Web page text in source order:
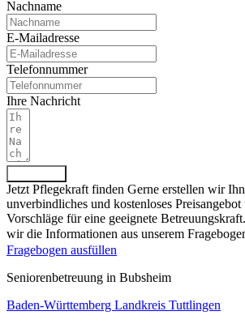
Nachname
E-Mailadresse
Telefonnummer
Ihre Nachricht
Jetzt Pflegekraft finden Gerne erstellen wir
unverbindliches und kostenloses
Vorschläge für eine geeignete
wir die Informationen aus unserem
Fragebogen ausfüllen
Senioren­betreuung in Bubsheim
Baden-Württemberg Landkreis Tuttlingen